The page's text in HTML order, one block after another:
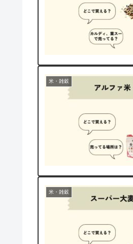
米・雑穀
米・雑穀